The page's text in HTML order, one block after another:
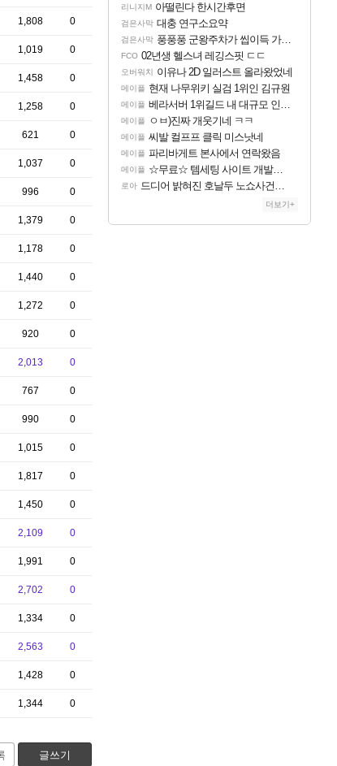
1,808 0
1,019 0
1,458 0
1,258 0
621 0
1,037 0
996 0
1,379 0
1,178 0
1,440 0
1,272 0
920 0
2,013 0
767 0
990 0
1,015 0
1,817 0
1,450 0
2,109 0
1,991 0
2,702 0
1,334 0
2,563 0
1,428 0
1,344 0
글쓰기
리니지M 아떨린다 한시간후면
검은사막 대충 연구소요약
검은사막 풍풍풍 군왕주차가 씹이득 가성비라고 ????
FCO 02년생 헬스녀 레깅스핏 ㄷㄷ
오버워치 이유나 2D 일러스트 올라왔었네
메이플 현재 나무위키 실검 1위인 김규원
메이플 베라서버 1위길드 내 대규모 인원이탈종용 추정사건
메이플 ㅇㅂ)진짜 개웃기네 ㅋㅋ
메이플 씨발 컬프프 클릭 미스낫네
메이플 파리바게트 본사에서 연락왔음
메이플 ☆무료☆ 템세팅 사이트 개발자입니다
로아 드디어 밝혀진 호날두 노쇼사건의 진실 ㅁㅊㄷㄷㄷㄷ
더보기+